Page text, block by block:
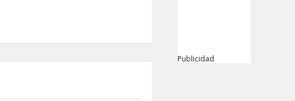
Publicidad